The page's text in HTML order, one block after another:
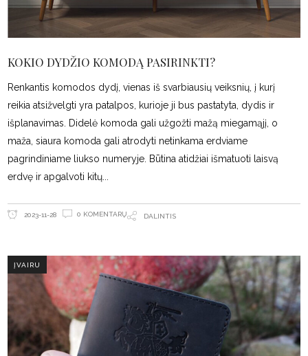
KOKIO DYDŽIO KOMODĄ PASIRINKTI?
Renkantis komodos dydį, vienas iš svarbiausių veiksnių, į kurį
reikia atsižvelgti yra patalpos, kurioje ji bus pastatyta, dydis ir
išplanavimas. Didelė komoda gali užgožti mažą miegamąjį, o
maža, siaura komoda gali atrodyti netinkama erdviame
pagrindiniame liukso numeryje. Būtina atidžiai išmatuoti laisvą
erdvę ir apgalvoti kitų
2023-11-28 0 KOMENTARŲ DALINTIS
ĮVAIRU